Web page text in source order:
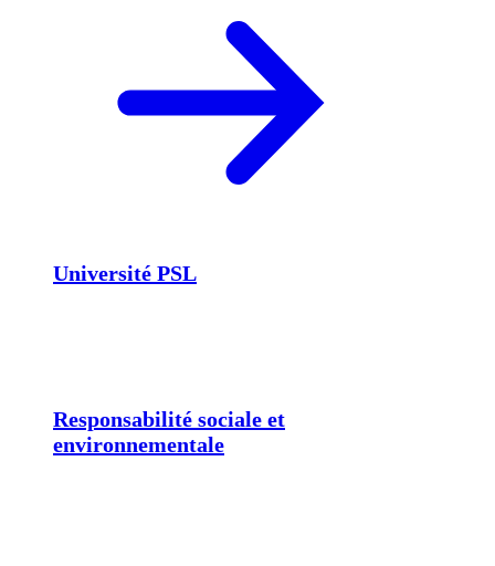
Université PSL
Responsabilité sociale et
environnementale